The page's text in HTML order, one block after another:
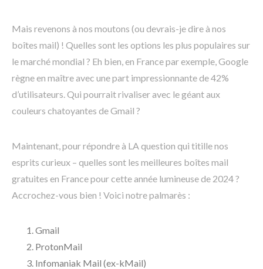
Mais revenons à nos moutons (ou devrais-je dire à nos
boîtes mail) ! Quelles sont les options les plus populaires sur
le marché mondial ? Eh bien, en France par exemple, Google
règne en maître avec une part impressionnante de 42%
d’utilisateurs. Qui pourrait rivaliser avec le géant aux
couleurs chatoyantes de Gmail ?
Maintenant, pour répondre à LA question qui titille nos
esprits curieux – quelles sont les meilleures boîtes mail
gratuites en France pour cette année lumineuse de 2024 ?
Accrochez-vous bien ! Voici notre palmarès :
Gmail
ProtonMail
Infomaniak Mail (ex-kMail)